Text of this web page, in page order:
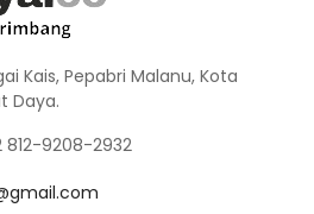
Kais, Pepabri Malanu, Kota
Daya.
812-9208-2932